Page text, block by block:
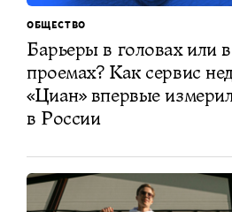
ОБЩЕСТВО
Барьеры в головах или
проемах? Как сервис
«Циан» впервые
в России